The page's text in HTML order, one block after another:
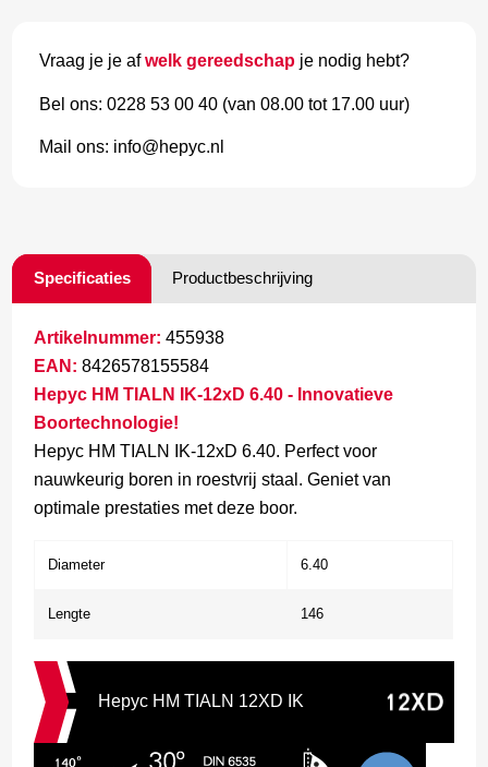
Vraag je je afwelk gereedschap je nodig hebt?
Bel ons: 0228 53 00 40 (van 08.00 tot 17.00 uur)
Mail ons: info@hepyc.nl
Specificaties Productbeschrijving
Artikelnummer: 455938
EAN: 8426578155584
Hepyc HM TIALN IK-12xD 6.40 - Innovatieve
Boortechnologie!
Hepyc HM TIALN IK-12xD 6.40. Perfect voor
nauwkeurig boren in roestvrij staal. Geniet van
optimale prestaties met deze boor.
Diameter 6.40
Lengte 146
Hepyc HM TIALN 12XD IK